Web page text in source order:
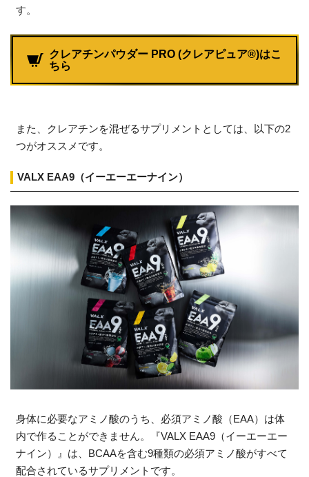
す。
クレアチンパウダー PRO (クレアピュア®)はこ
ちら
また、クレアチンを混ぜるサプリメントとしては、以下の2
つがオススメです。
VALX EAA9（イーエーエーナイン）
身体に必要なアミノ酸のうち、必須アミノ酸（EAA）は体
内で作ることができません。『VALX EAA9（イーエーエー
ナイン）』は、BCAAを含む9種類の必須アミノ酸がすべて
配合されているサプリメントです。